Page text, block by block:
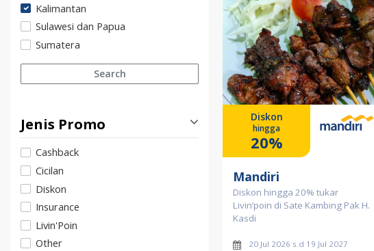
Kalimantan
Sulawesi dan Papua
Sumatera
Search
Jenis Promo
Cashback
Cicilan
Diskon
Insurance
Livin'Poin
Other
Diskon
hingga
20%
Mandiri
Diskon hingga 20% tukar
Livin’poin di Sate Kambing Pak H.
Kasdi
20 Jul 2026 s.d 19 Jul 2027